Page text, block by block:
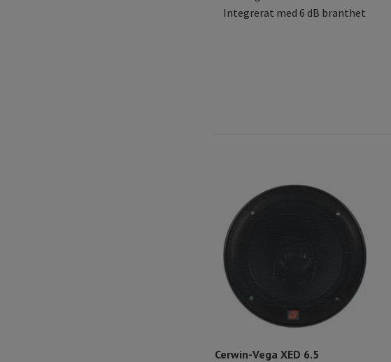
Integrerat med 6 dB branthet
Cerwin-Vega XED 6.5